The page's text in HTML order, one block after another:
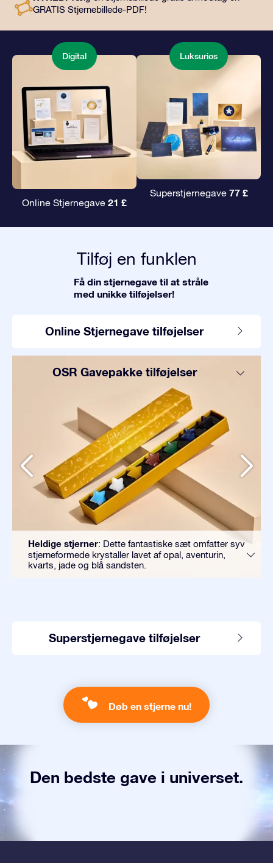
GRATIS Stjernebillede-PDF!
Digital
Online Stjernegave 21 £
Luksuriøs
Superstjernegave 77 £
Tilføj en funklen
Få din stjernegave til at stråle
med unikke tilføjelser!
Online Stjernegave tilføjelser
OSR Gavepakke tilføjelser
Heldige stjerner: Dette fantastiske sæt omfatter syv
stjerneformede krystaller lavet af opal, aventurin,
kvarts, jade og blå sandsten.
Superstjernegave tilføjelser
Døb en stjerne nu!
Den bedste gave i universet.